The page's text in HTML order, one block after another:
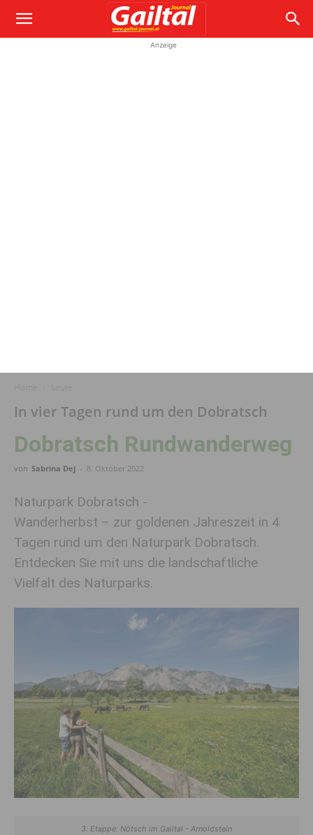
Anzeige
In vier Tagen rund um den Dobratsch
Dobratsch Rundwanderweg
von Sabrina Dej - 8. Oktober 2022
Naturpark Dobratsch -
Wanderherbst – zur goldenen Jahreszeit in 4
Tagen rund um den Naturpark Dobratsch.
Entdecken Sie mit uns die landschaftliche
Vielfalt des Naturparks.
3. Etappe: Nötsch im Gailtal - Arnoldstein